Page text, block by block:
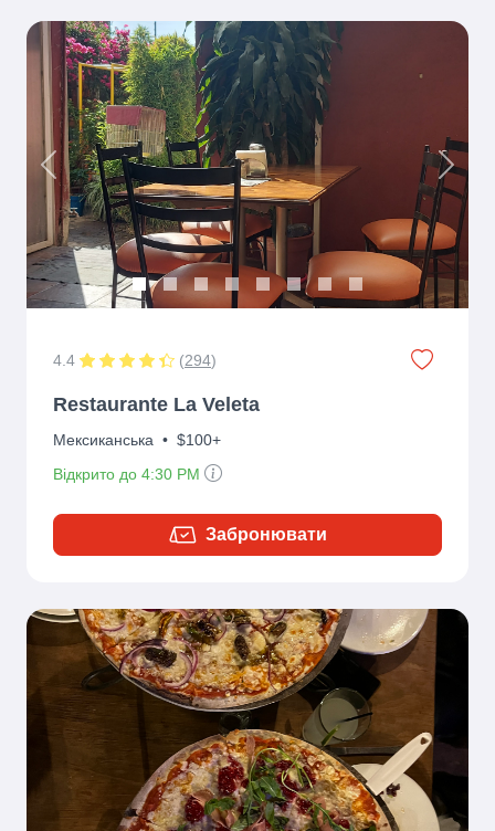
Previous Next
4.4 (294)
Restaurante La Veleta
Мексиканська • $100+
Відкрито до 4:30 PM
Забронювати